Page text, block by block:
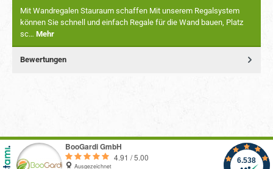
Mit Wandregalen Stauraum schaffen Mit unserem Regalsystem
können Sie schnell und einfach Regale für die Wand bauen, Platz
sc… Mehr
Bewertungen